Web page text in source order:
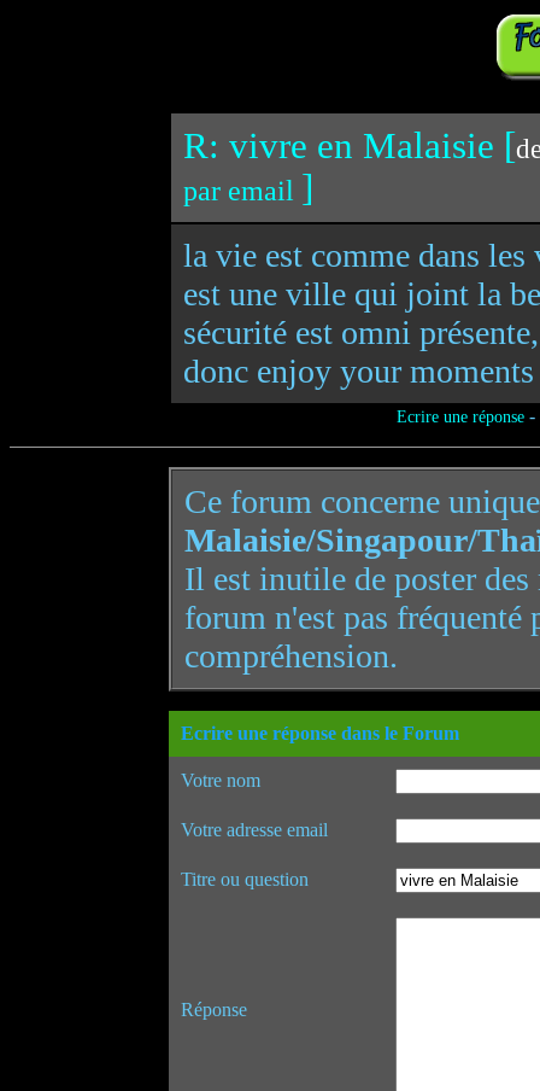
R: vivre en Malaisie [
par email ]
la vie est comme dans
est une ville qui joint la
sécurité est omni
donc enjoy your moments
Ecrire une réponse-
Ce forum concerne
Malaisie/Singapour/
Il est inutile de poster
forum n'est pas
compréhension.
Ecrire une réponse dans le Forum
Votre nom
Votre adresse email
Titre ou question
Réponse